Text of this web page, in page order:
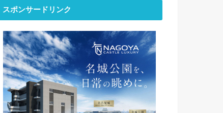
スポンサードリンク